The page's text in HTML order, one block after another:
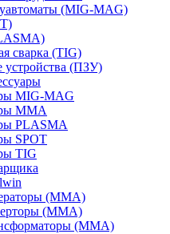
(MIG-MAG)
сварка (TIG)
устройства (ПЗУ)
MIG-MAG
MMA
PLASMA
SPOT
TIG
(MMA)
(MMA)
(MMA)